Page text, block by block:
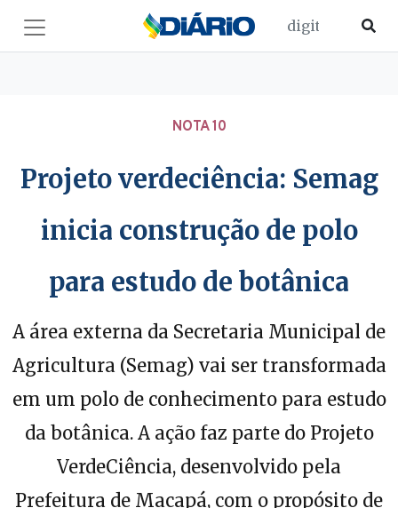
NOTA 10
Projeto verdeciência: Semag
inicia construção de polo
para estudo de botânica
A área externa da Secretaria Municipal de
Agricultura (Semag) vai ser transformada
em um polo de conhecimento para estudo
da botânica. A ação faz parte do Projeto
VerdeCiência, desenvolvido pela
Prefeitura de Macapá, com o propósito de